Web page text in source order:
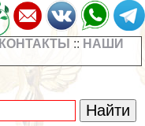
КОНТАКТЫ :: НАШИ